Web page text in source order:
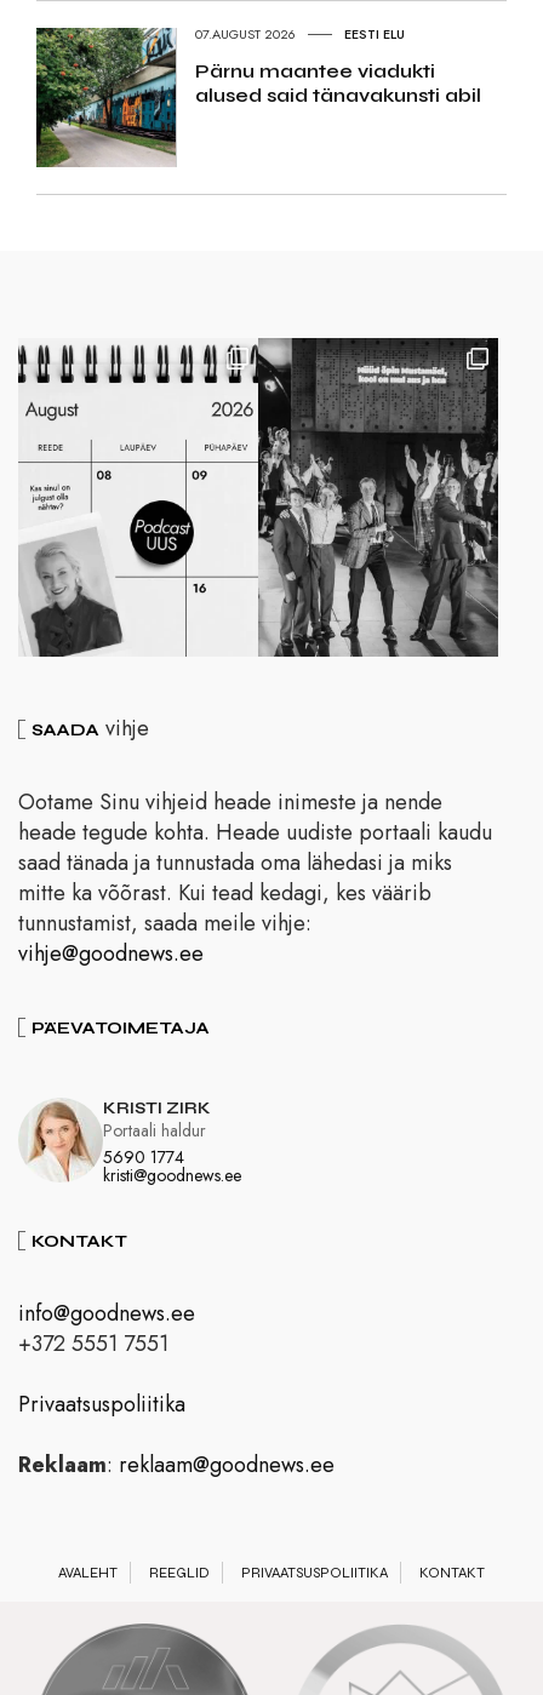
07.AUGUST 2026 EESTI ELU
Pärnu maantee viadukti
alused said tänavakunsti abil
SAADA vihje
Ootame Sinu vihjeid heade inimeste ja nende
heade tegude kohta. Heade uudiste portaali kaudu
saad tänada ja tunnustada oma lähedasi ja miks
mitte ka võõrast. Kui tead kedagi, kes väärib
tunnustamist, saada meile vihje:
vihje@goodnews.ee
PÄEVATOIMETAJA
KRISTI ZIRK
5690 1774
kristi@goodnews.ee
Portaali haldur
KONTAKT
info@goodnews.ee
+372 5551 7551
Privaatsuspoliitika
Reklaam: reklaam@goodnews.ee
AVALEHT REEGLID PRIVAATSUSPOLIITIKA KONTAKT